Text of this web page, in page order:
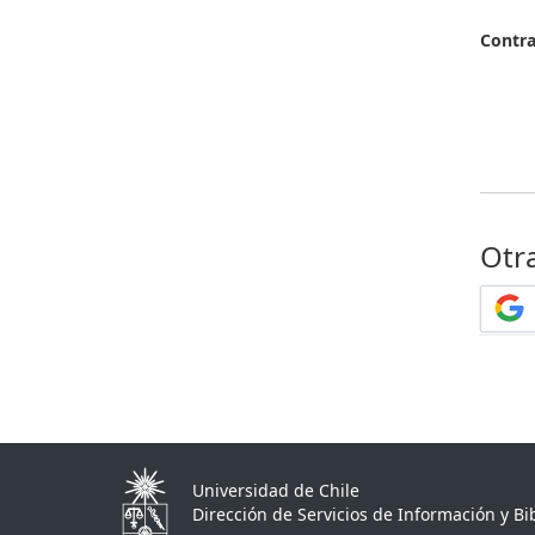
Universidad de Chile
Dirección de Servicios de Información y